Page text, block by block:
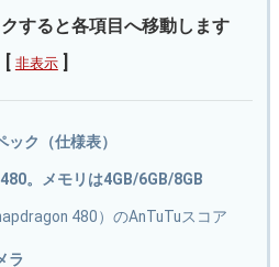
すると各項目へ移動します
非表示
ク（仕様表）
。メモリは4GB/6GB/8GB
480）のAnTuTuスコア
ラ